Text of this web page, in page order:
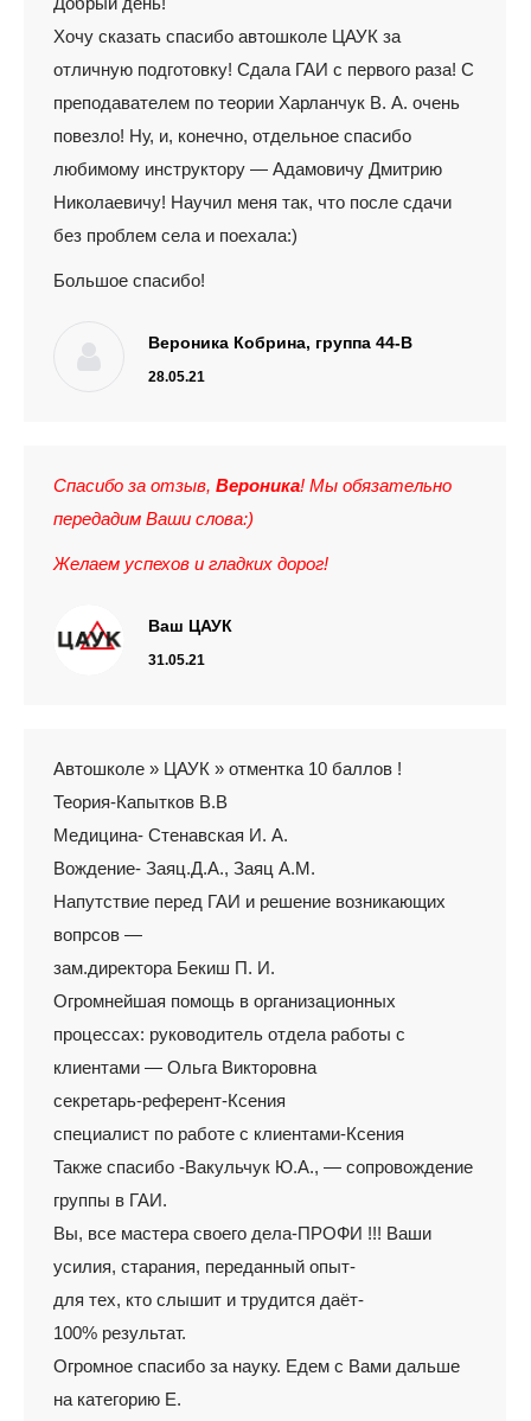
Хочу сказать спасибо автошколе ЦАУК за
отличную подготовку! Сдала ГАИ с первого раза! С
преподавателем по теории Харланчук В. А. очень
повезло! Ну, и, конечно, отдельное спасибо
любимому инструктору — Адамовичу Дмитрию
Николаевичу! Научил меня так, что после сдачи
без проблем села и поехала:)
Большое спасибо!
Вероника Кобрина, группа 44-В
28.05.21
Спасибо за отзыв, Вероника! Мы обязательно
передадим Ваши слова:)
Желаем успехов и гладких дорог!
Ваш ЦАУК
31.05.21
Автошколе » ЦАУК » отментка 10 баллов !
Теория-Капытков В.В
Медицина- Стенавская И. А.
Вождение- Заяц.Д.А., Заяц А.М.
Напутствие перед ГАИ и решение возникающих
вопрсов —
зам.директора Бекиш П. И.
Огромнейшая помощь в организационных
процессах: руководитель отдела работы с
клиентами — Ольга Викторовна
секретарь-референт-Ксения
специалист по работе с клиентами-Ксения
Также спасибо -Вакульчук Ю.А., — сопровождение
группы в ГАИ.
Вы, все мастера своего дела-ПРОФИ !!! Ваши
усилия, старания, переданный опыт-
для тех, кто слышит и трудится даёт-
100% результат.
Огромное спасибо за науку. Едем с Вами дальше
на категорию Е.